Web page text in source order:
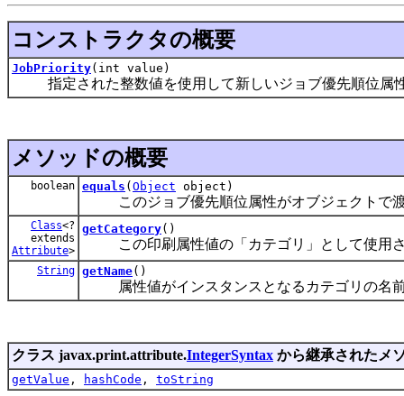
コンストラクタの概要
JobPriority(int value)
指定された整数値を使用して新しいジョブ優先順位属
メソッドの概要
boolean equals ( Object object)
このジョブ優先順位属性がオブジェクトで渡
Class<?
extends
Attribute>
getCategory()
この印刷属性値の「カテゴリ」として使用さ
String getName()
属性値がインスタンスとなるカテゴリの名
クラス javax.print.attribute.IntegerSyntax から継承されたメ
getValue , hashCode , toString